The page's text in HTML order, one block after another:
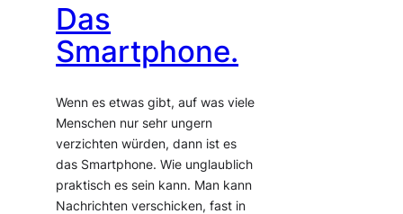
Das
Smartphone.
Wenn es etwas gibt, auf was viele
Menschen nur sehr ungern
verzichten würden, dann ist es
das Smartphone. Wie unglaublich
praktisch es sein kann. Man kann
Nachrichten verschicken, fast in